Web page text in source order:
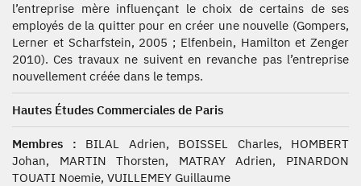
l’entreprise mère influençant le choix de certains de ses
employés de la quitter pour en créer une nouvelle (Gompers,
Lerner et Scharfstein, 2005 ; Elfenbein, Hamilton et Zenger
2010). Ces travaux ne suivent en revanche pas l’entreprise
nouvellement créée dans le temps.
Hautes Études Commerciales de Paris
Membres : BILAL Adrien, BOISSEL Charles, HOMBERT
Johan, MARTIN Thorsten, MATRAY Adrien, PINARDON
TOUATI Noemie, VUILLEMEY Guillaume